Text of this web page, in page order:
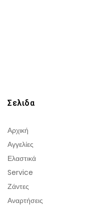
Σελιδα
Αρχική
Αγγελίες
Ελαστικά
Service
Ζάντες
Αναρτήσεις